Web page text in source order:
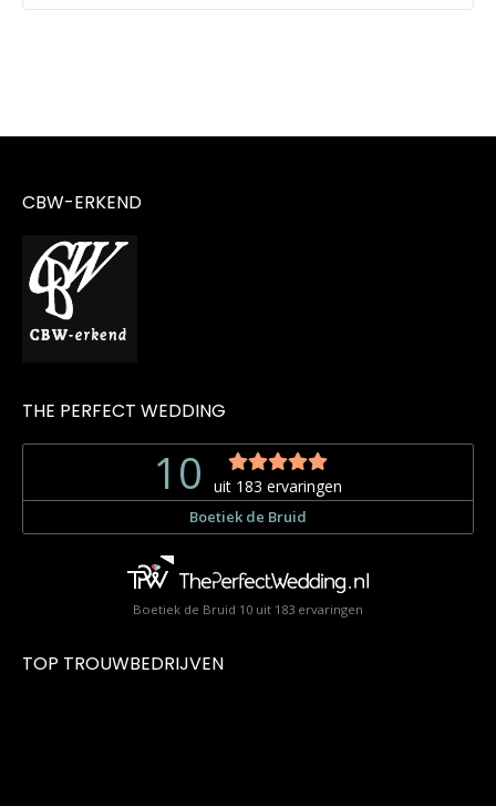
CBW-ERKEND
THE PERFECT WEDDING
Boetiek de Bruid 10 uit 183 ervaringen
TOP TROUWBEDRIJVEN